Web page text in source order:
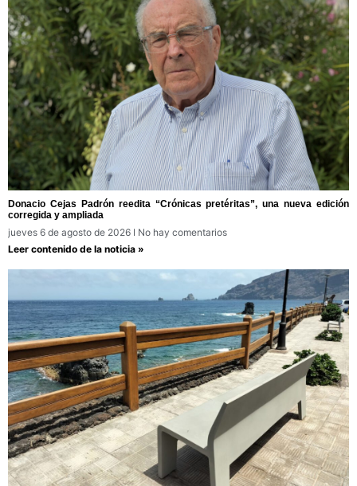
Donacio Cejas Padrón reedita “Crónicas pretéritas”, una nueva edición
corregida y ampliada
jueves 6 de agosto de 2026
No hay comentarios
Leer contenido de la noticia »